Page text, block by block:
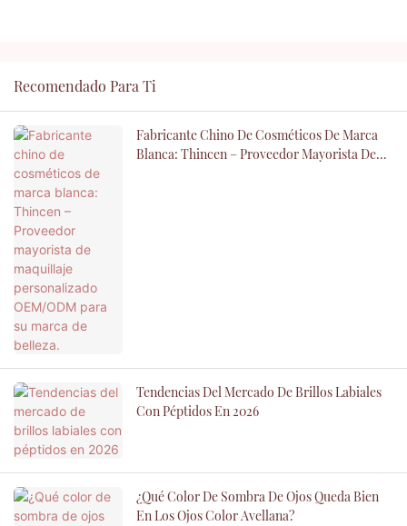
Recomendado Para Ti
Fabricante Chino De Cosméticos De Marca
Blanca: Thincen – Proveedor Mayorista De
Tendencias Del Mercado De Brillos Labiales
Con Péptidos En 2026
¿Qué Color De Sombra De Ojos Queda Bien
En Los Ojos Color Avellana?